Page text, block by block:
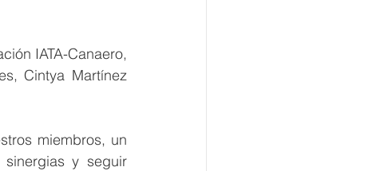
IATA-Canaero,
Cintya Martínez
miembros, un
sinergias y seguir